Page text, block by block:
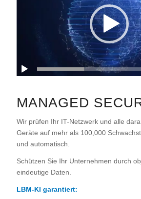
MANAGED
Wir prüfen Ihr IT-Netzwerk und alle
Geräte auf mehr als 100,000
und automatisch.
Schützen Sie Ihr Unternehmen durch
eindeutige Daten.
LBM-KI garantiert: